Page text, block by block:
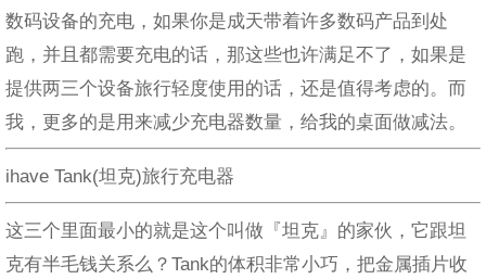
数码设备的充电，如果你是成天带着许多数码产品到处
跑，并且都需要充电的话，那这些也许满足不了，如果是
提供两三个设备旅行轻度使用的话，还是值得考虑的。而
我，更多的是用来减少充电器数量，给我的桌面做减法。
ihave Tank(坦克)旅行充电器
这三个里面最小的就是这个叫做『坦克』的家伙，它跟坦
克有半毛钱关系么？Tank的体积非常小巧，把金属插片收